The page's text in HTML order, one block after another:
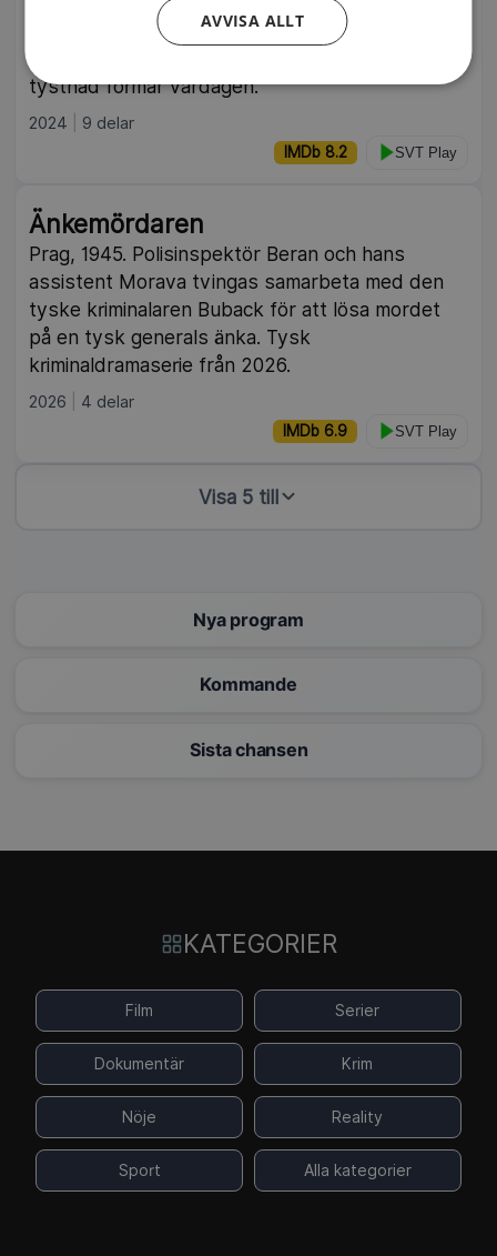
under en av Nordirlandskonfliktenens
tystnad formar vardagen.
2024 9 delar
IMDb 8.2 SVT Play
Änkemördaren
Prag, 1945. Polisinspektör Beran och hans
assistent Morava tvingas samarbeta med den
tyske kriminalaren Buback för att lösa mordet
på en tysk generals änka. Tysk
kriminaldramaserie från 2026.
2026 4 delar
IMDb 6.9 SVT Play
Visa 5 till
Nya program
Kommande
Sista chansen
KATEGORIER
Film Serier
Dokumentär Krim
Nöje Reality
Sport Alla kategorier
AVVISA ALLT